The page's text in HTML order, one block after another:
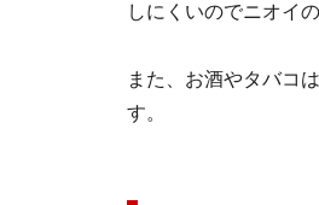
しにくいのでニオイ
また、お酒やタバコ
す。